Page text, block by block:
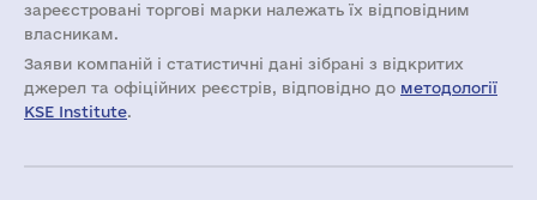
зареєстровані торгові марки належать їх відповідним
власникам.
Заяви компаній i статистичні дані зібрані з відкритих
джерел та офіційних реєстрів, відповідно до методології
KSE Institute.